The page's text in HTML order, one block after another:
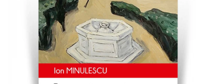
Contemporana
Universala
Non-fictiune